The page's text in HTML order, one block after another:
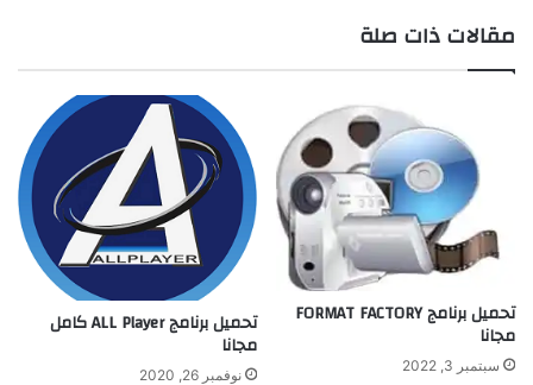
مقالات ذات صلة
تحميل برنامج FORMAT FACTORY
مجانا
سبتمبر 3, 2022
تحميل برنامج ALL Player كامل
مجانا
نوفمبر 26, 2020